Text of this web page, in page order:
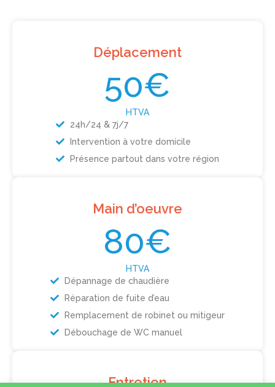
Déplacement
50€
HTVA
24h/24 & 7j/7
Intervention à votre domicile
Présence partout dans votre région
Main d’oeuvre
80€
HTVA
Dépannage de chaudière
Réparation de fuite d’eau
Remplacement de robinet ou mitigeur
Débouchage de WC manuel
Entretien